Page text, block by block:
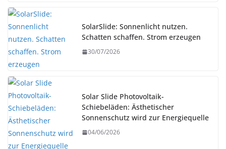
SolarSlide: Sonnenlicht nutzen.
Schatten schaffen. Strom erzeugen
30/07/2026
Solar Slide Photovoltaik-
Schiebeläden: Ästhetischer
Sonnenschutz wird zur Energiequelle
04/06/2026